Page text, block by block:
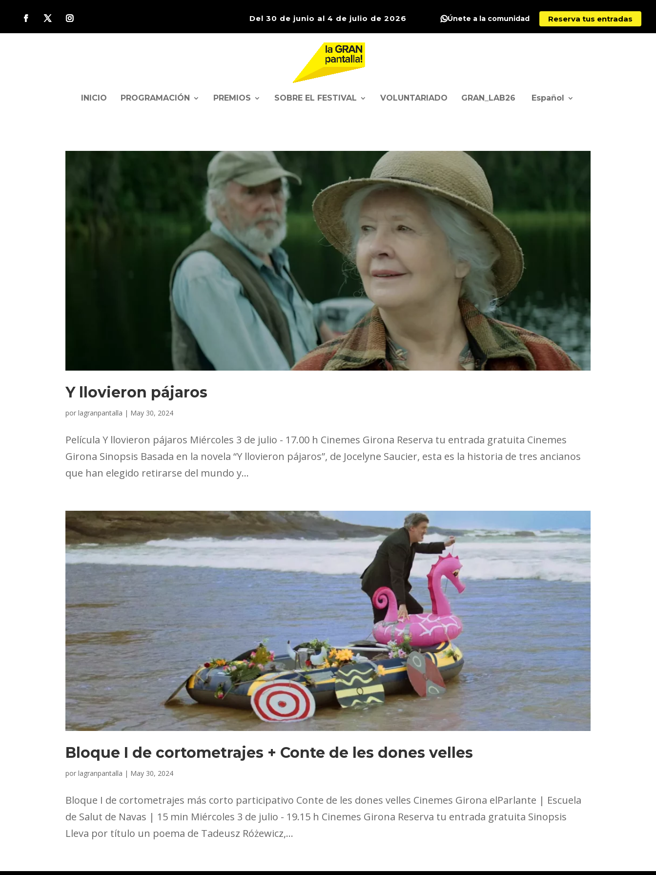
Del 30 de junio al 4 de julio de 2026 Únete a la comunidad Reserva tus entradas
INICIO PROGRAMACIÓN PREMIOS SOBRE EL FESTIVAL VOLUNTARIADO GRAN_LAB26 Español
Y llovieron pájaros
porlagranpantalla | May 30, 2024
Película Y llovieron pájaros Miércoles 3 de julio - 17.00 h Cinemes Girona Reserva tu entrada gratuita Cinemes
Girona Sinopsis Basada en la novela “Y llovieron pájaros”, de Jocelyne Saucier, esta es la historia de tres ancianos
que han elegido retirarse del mundo y...
Bloque I de cortometrajes + Conte de les dones velles
porlagranpantalla | May 30, 2024
Bloque I de cortometrajes más corto participativo Conte de les dones velles Cinemes Girona elParlante | Escuela
de Salut de Navas | 15 min Miércoles 3 de julio - 19.15 h Cinemes Girona Reserva tu entrada gratuita Sinopsis
Lleva por título un poema de Tadeusz Różewicz,...